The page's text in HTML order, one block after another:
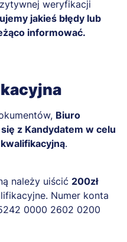
weryfikacji
jakieś błędy lub
informować.
Biuro
z Kandydatem w celu
.
należy uiścić 200zł
Numer konta
0000 2602 0200